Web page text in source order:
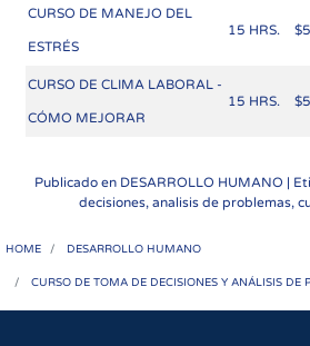
CURSO DE MANEJO DEL
ESTRÉS
15 HRS.
CURSO DE CLIMA LABORAL -
CÓMO MEJORAR
15 HRS.
Publicado en DESARROLLO HUMANO |
decisiones, analisis de problemas,
HOME DESARROLLO HUMANO
CURSO DE TOMA DE DECISIONES Y ANÁLISIS DE